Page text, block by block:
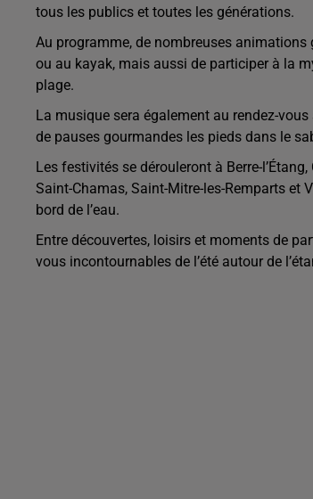
tous les publics et toutes les générations.
Au programme, de nombreuses
ou au kayak, mais aussi de participer à la
plage.
La musique sera également au rendez-
de pauses gourmandes les pieds dans le
Les festivités se dérouleront à Berre-
Saint-Chamas, Saint-Mitre-les-Remparts
bord de l’eau.
Entre découvertes, loisirs et moments de
vous incontournables de l’été autour de